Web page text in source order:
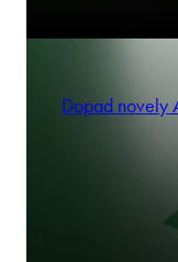
Dopad novely